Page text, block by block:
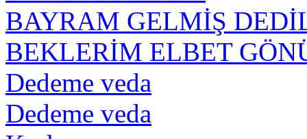
BAYRAM GELMİŞ
BEKLERİM ELBET
Dedeme veda
Dedeme veda